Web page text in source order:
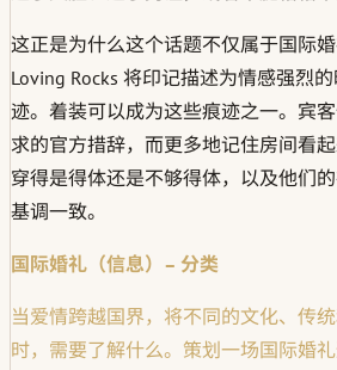
这正是为什么这个话题不仅属于国际婚
Loving Rocks 将印记描述为情感强烈
迹。着装可以成为这些痕迹之一。宾
求的官方措辞，而更多地记住房间看
穿得是得体还是不够得体，以及他们
基调一致。
国际婚礼（信息）– 分类
当爱情跨越国界，将不同的文化、传
时，需要了解什么。策划一场国际婚